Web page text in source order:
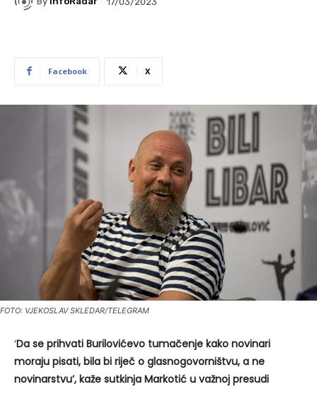
Facebook X
FOTO: VJEKOSLAV SKLEDAR/TELEGRAM
‘Da se prihvati Burilovićevo tumačenje kako novinari
moraju pisati, bila bi riječ o glasnogovorništvu, a ne
novinarstvu’, kaže sutkinja Markotić u važnoj presudi